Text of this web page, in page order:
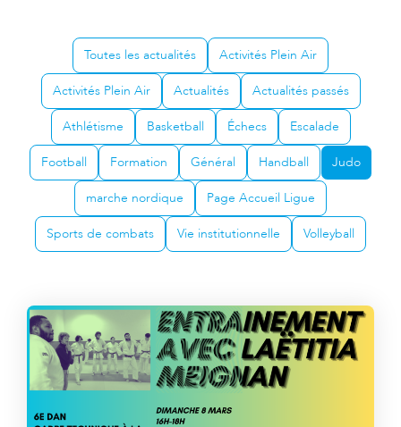
Toutes les actualités Activités Plein Air
Activités Plein Air Actualités Actualités passés
Athlétisme Basketball Échecs Escalade
Football Formation Général Handball Judo
marche nordique Page Accueil Ligue
Sports de combats Vie institutionnelle Volleyball